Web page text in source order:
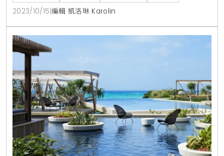
航點，首度推出星野集團東京旗下兩間極具特色的觀光
飯店-- OMO3 淺草、OMO5 東京大塚，及獨家銷售主
打奢華空間的虹夕諾雅 沖繩，旅客體驗南方風情之餘可
享受星野集團的設計美學。東京是國人最喜愛的旅遊城
市之
2023/10/15 編輯 凱洛琳 Karolin